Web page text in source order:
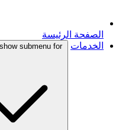
الصفحة الرئيسة
الخدمات
show submenu for "الخدمات"